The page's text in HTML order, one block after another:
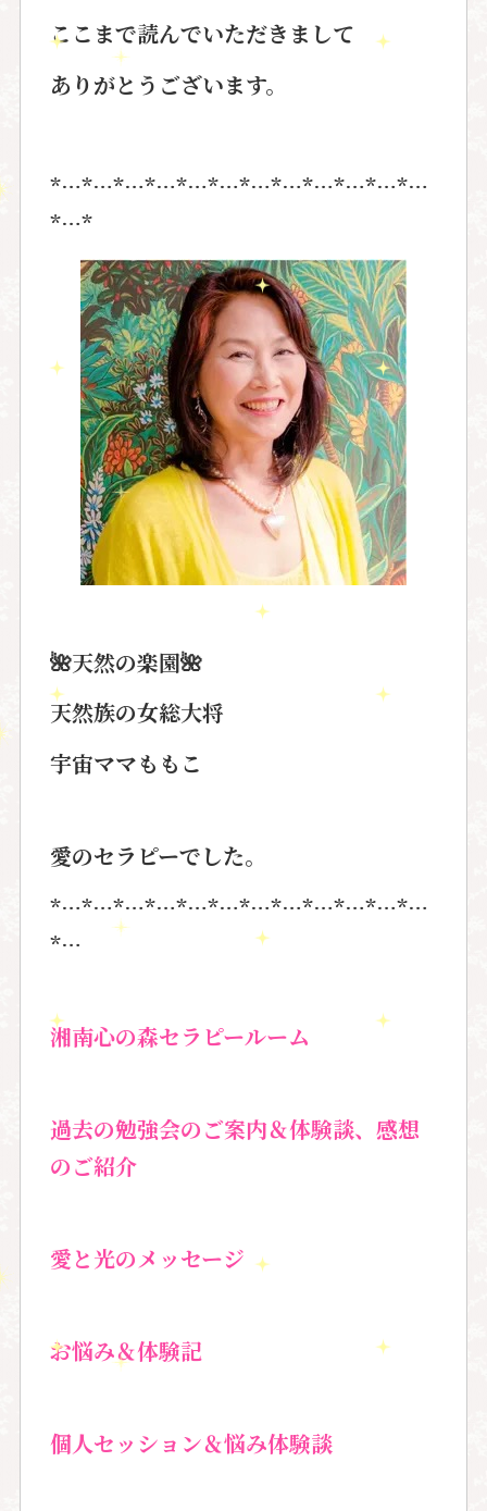
ここまで読んでいただきまして
ありがとうございます。
*…*…*…*…*…*…*…*…*…*…*…*…
*…*
🌺天然の楽園🌺
天然族の女総大将
宇宙ママももこ
愛のセラピーでした。
*…*…*…*…*…*…*…*…*…*…*…*…
*…
湘南心の森セラピールーム
過去の勉強会のご案内＆体験談、感想
のご紹介
愛と光のメッセージ
お悩み＆体験記
個人セッション＆悩み体験談